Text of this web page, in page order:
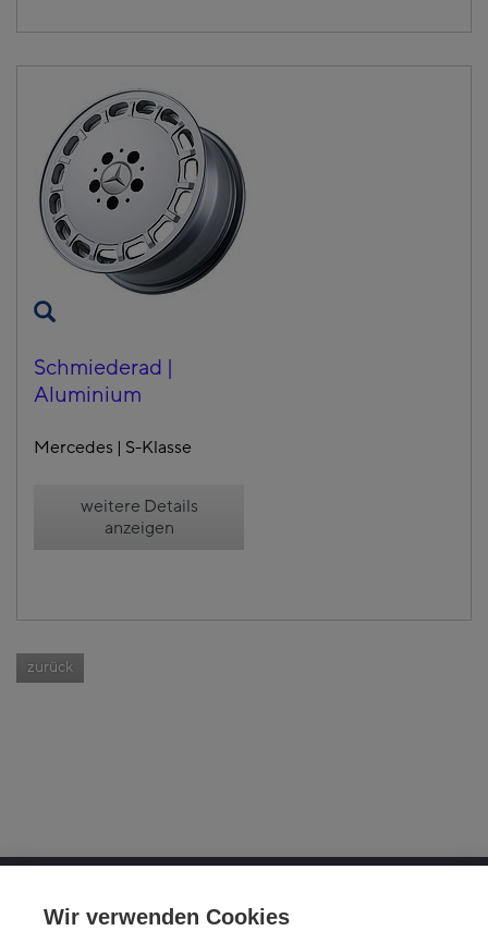
Schmiederad |
Aluminium
Mercedes | S-Klasse
weitere Details
anzeigen
zurück
Wir verwenden Cookies